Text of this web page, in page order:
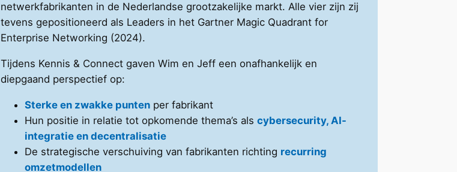
netwerkfabrikanten in de Nederlandse grootzakelijke markt. Alle vier zijn zij
tevens gepositioneerd als Leaders in het Gartner Magic Quadrant for
Enterprise Networking (2024).
Tijdens Kennis & Connect gaven Wim en Jeff een onafhankelijk en
diepgaand perspectief op:
Sterke en zwakke punten per fabrikant
Hun positie in relatie tot opkomende thema’s als cybersecurity, AI-
integratie en decentralisatie
De strategische verschuiving van fabrikanten richting recurring
omzetmodellen